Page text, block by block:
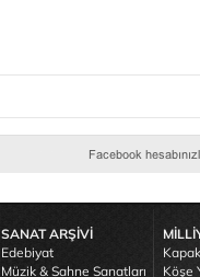
SANAT ARŞİVİ
Edebiyat
Müzik & Sahne Sanatları
Köşe